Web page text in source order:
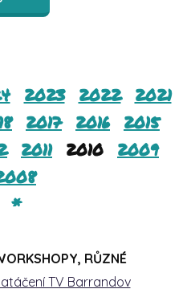
2023 2022
2021
2017 2016
2015
2011 2010
2009
*
RŮZNÉ
TV Barrandov